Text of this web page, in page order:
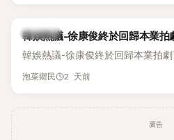
熱議討論
韓娛熱議-徐康俊終於回歸本業拍
韓娛熱議-徐康俊終於回歸本業拍劇
泡菜鄉民 2 天前
廣告